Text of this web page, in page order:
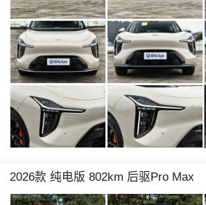
2026款 纯电版 802km 后驱Pro Max